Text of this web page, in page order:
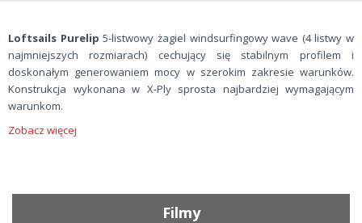
Loftsails Purelip 5-listwowy żagiel windsurfingowy wave (4 listwy w
najmniejszych rozmiarach) cechujący się stabilnym profilem i
doskonałym generowaniem mocy w szerokim zakresie warunków.
Konstrukcja wykonana w X-Ply sprosta najbardziej wymagającym
warunkom.
Zobacz więcej
Filmy